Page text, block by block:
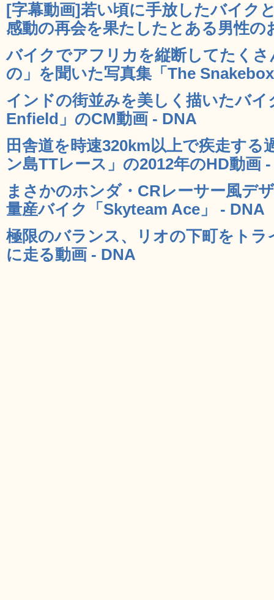
[字幕動画]若い頃に手放したバイク
感動の再会を果たしたとある男性の
バイクでアフリカを縦断してたく
の」を聞いた写真集「The
インドの街並みを美しく描いたバ
Enfield」のCM動画 - DNA
田舎道を時速320km以上で疾走する
ン島TTレース」の2012年のHD動画
まさかのホンダ・CRレーサー風デ
量産バイク「Skyteam Ace」 - DNA
極限のバランス、リオの下町をト
に走る動画 - DNA